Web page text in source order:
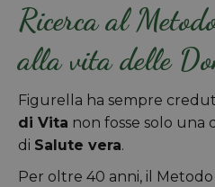
Ricerca al
alla vita delle
Figurella ha sempre
di Vita non fosse solo una
di Salute vera.
Per oltre 40 anni, il